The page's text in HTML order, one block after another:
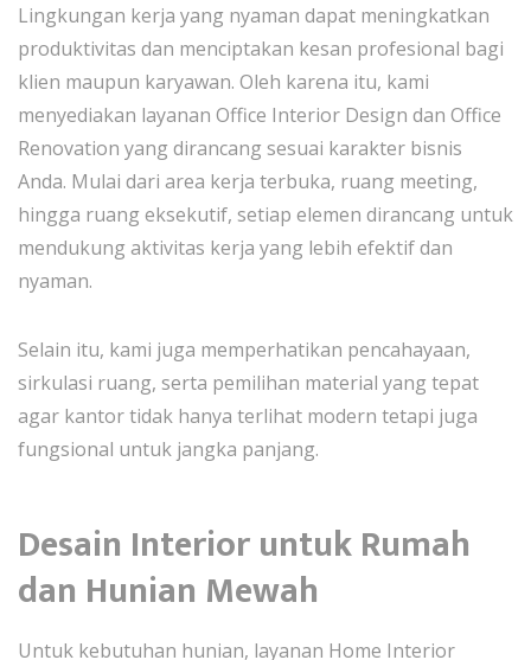
Lingkungan kerja yang nyaman dapat meningkatkan
produktivitas dan menciptakan kesan profesional bagi
klien maupun karyawan. Oleh karena itu, kami
menyediakan layanan Office Interior Design dan Office
Renovation yang dirancang sesuai karakter bisnis
Anda. Mulai dari area kerja terbuka, ruang meeting,
hingga ruang eksekutif, setiap elemen dirancang untuk
mendukung aktivitas kerja yang lebih efektif dan
nyaman.
Selain itu, kami juga memperhatikan pencahayaan,
sirkulasi ruang, serta pemilihan material yang tepat
agar kantor tidak hanya terlihat modern tetapi juga
fungsional untuk jangka panjang.
Desain Interior untuk Rumah
dan Hunian Mewah
Untuk kebutuhan hunian, layanan Home Interior